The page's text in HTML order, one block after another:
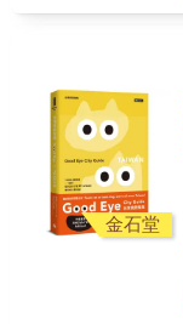
金石堂